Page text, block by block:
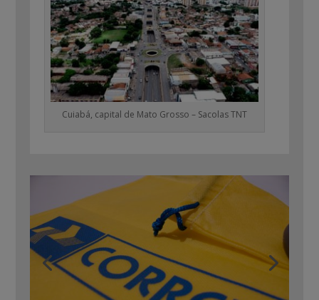
Cuiabá, capital de Mato Grosso – Sacolas TNT